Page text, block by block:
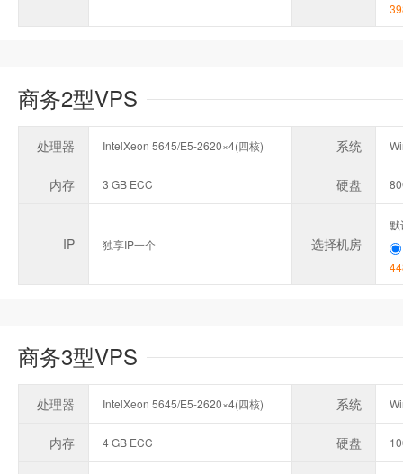
商务2型VPS
处理器 IntelXeon 5645/E5-2620×4(四核) 系统
内存 3 GB ECC 硬盘
IP 独享IP一个 选择机房
默
商务3型VPS
处理器 IntelXeon 5645/E5-2620×4(四核) 系统
内存 4 GB ECC 硬盘